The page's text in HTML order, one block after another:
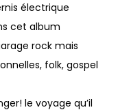
électrique
cet album
rock mais
folk, gospel
le voyage qu’il